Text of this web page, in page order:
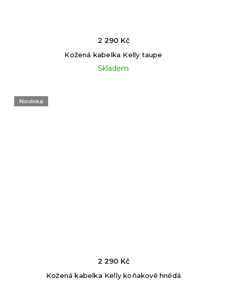
Kožená kabelka Kelly taupe
Skladem
2 290 Kč
Novinka
Kožená kabelka Kelly koňakově hnědá
2 290 Kč